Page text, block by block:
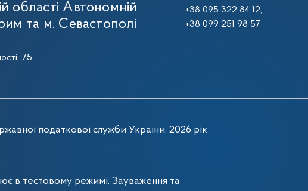
області Автономній
та м. Севастополі
75
+38 095 322 84 12,
+38 099 251 98 57
податкової служби України. 2026 рік
в тестовому режимі. Зауваження та